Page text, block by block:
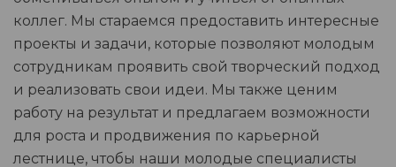
коллег. Мы стараемся предоставить интересные
проекты и задачи, которые позволяют молодым
сотрудникам проявить свой творческий подход
и реализовать свои идеи. Мы также ценим
работу на результат и предлагаем возможности
для роста и продвижения по карьерной
лестнице, чтобы наши молодые специалисты